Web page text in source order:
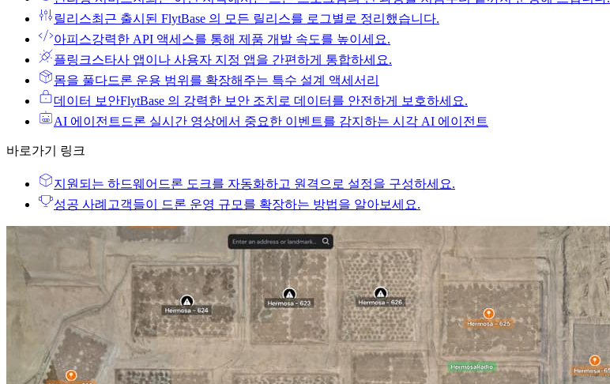
릴리스최근 출시된 FlytBase 의 모든 릴리스를 로그별로 정리했습니다.
아피스강력한 API 액세스를 통해 제품 개발 속도를 높이세요.
플링크스타사 앱이나 사용자 지정 앱을 간편하게 통합하세요.
몸을 풀다드론 운용 범위를 확장해주는 특수 설계 액세서리
데이터 보안FlytBase 의 강력한 보안 조치로 데이터를 안전하게 보호하세요.
AI 에이전트 드론 실시간 영상에서 중요한 이벤트를 감지하는 시각 AI 에이전트
바로가기 링크
지원되는 하드웨어 드론 도크를 자동화하고 원격으로 설정을 구성하세요.
성공 사례 고객들이 드론 운영 규모를 확장하는 방법을 알아보세요.